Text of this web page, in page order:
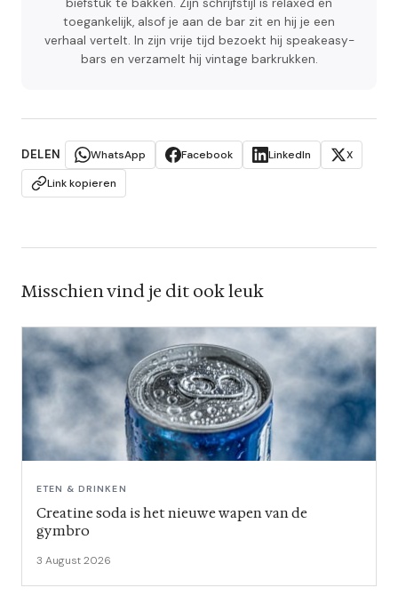
toegankelijk, alsof je aan de bar zit en hij je een
verhaal vertelt. In zijn vrije tijd bezoekt hij speakeasy-
bars en verzamelt hij vintage barkrukken.
DELEN WhatsApp Facebook LinkedIn
X
Link kopieren
Misschien vind je dit ook leuk
ETEN & DRINKEN
Creatine soda is het nieuwe wapen van de
gymbro
3 August 2026